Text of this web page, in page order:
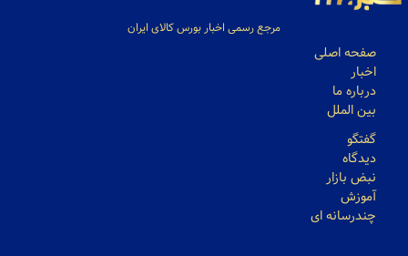
مرجع رسمی اخبار بورس کالای ایران
صفحه اصلی
اخبار
درباره ما
بین الملل
گفتگو
دیدگاه
نبض بازار
آموزش
چندرسانه ای